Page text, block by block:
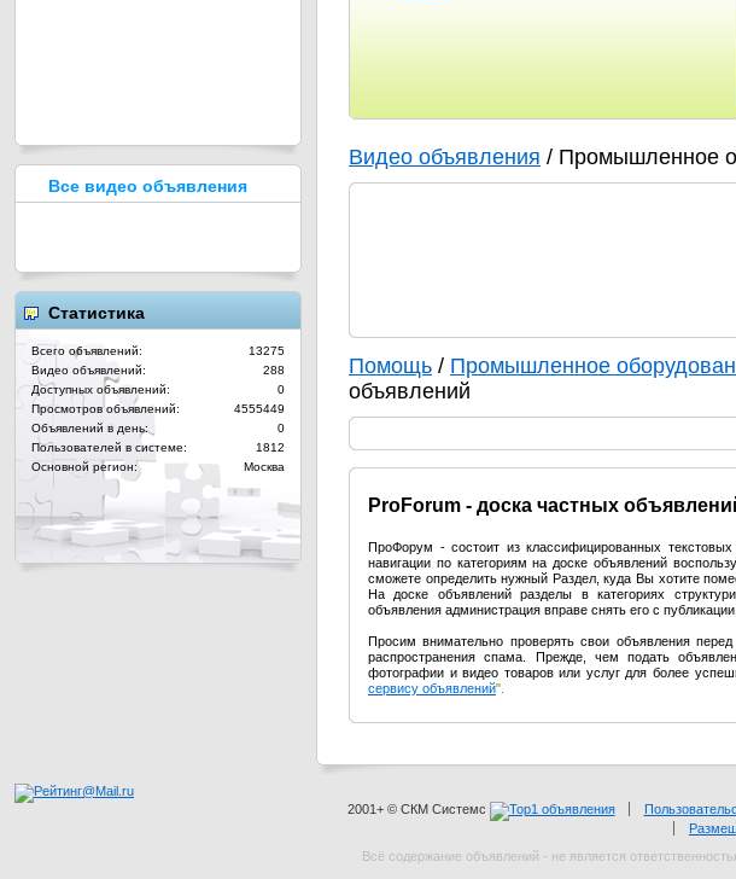
Видео объявления / Промышленное
Помощь / Промышленное
объявлений
ProForum - доска частных
ПроФорум - состоит из классифицированных
навигации по категориям на доске объявлений
сможете определить нужный Раздел, куда Вы хотите
На доске объявлений разделы в категориях
объявления администрация вправе снять его с
Просим внимательно проверять свои объявления
распространения спама. Прежде, чем подать
фотографии и видео товаров или услуг для более
сервису объявлений".
Все видео объявления
Статистика
Всего объявлений:
13275
Видео объявлений:
288
Доступных объявлений:
0
Просмотров объявлений:
4555449
Объявлений в день:
0
Пользователей в системе:
1812
Основной регион:
Москва
2001+ © СКМ Системс
Всё содержание объявлений - не является